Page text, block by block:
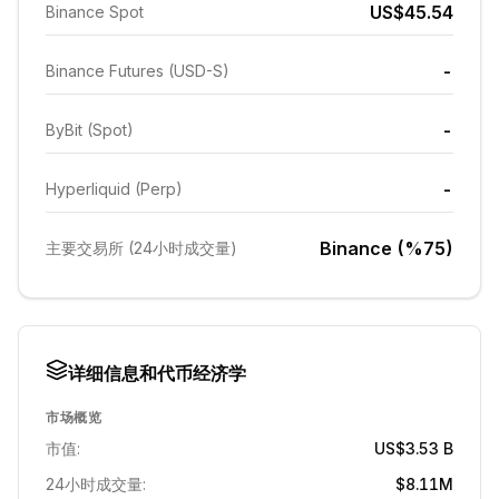
Binance Spot US$45.54
Binance Futures (USD-S) -
ByBit (Spot) -
Hyperliquid (Perp) -
主要交易所 (24小时成交量) Binance (%75)
详细信息和代币经济学
市场概览
市值:
US$3.53 B
24小时成交量:
$8.11M